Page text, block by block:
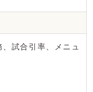
試合引率、メニュ